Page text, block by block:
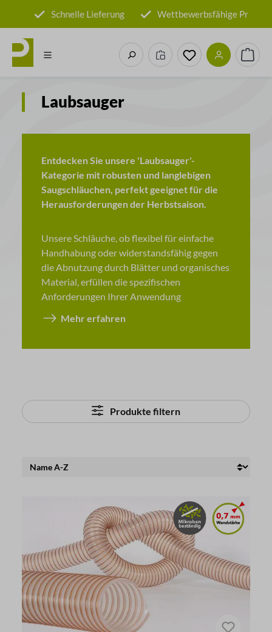
Zum Hauptinhalt springen
Schnelle Lieferung Wettbewerbsfähige Preise
Du hast 0
Laubsauger
Entdecken Sie unsere 'Laubsauger'-
Kategorie mit robusten und langlebigen
Saugschläuchen, perfekt geeignet für die
Herausforderungen der Herbstsaison.
Unsere Schläuche, ob flexibel für einfache
Handhabung oder widerstandsfähig gegen
die Abnutzung durch Blätter und organisches
Material, erfüllen die spezifischen
Anforderungen Ihrer Anwendung
Mehr erfahren
Produkte filtern